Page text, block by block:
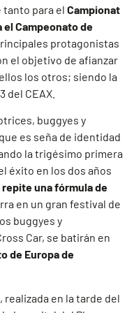
tanto para el Campionat
el Campeonato de
protagonistas
el objetivo de afianzar
los otros; siendo la
del CEAX.
buggyes y
es seña de identidad
la trigésimo primera
éxito en los dos años
una fórmula de
en un gran festival de
buggyes y
Car, se batirán en
de Europa de
en la tarde del